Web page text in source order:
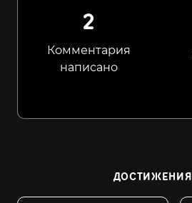
2
Комментария
написано
ДОСТИЖЕНИЯ